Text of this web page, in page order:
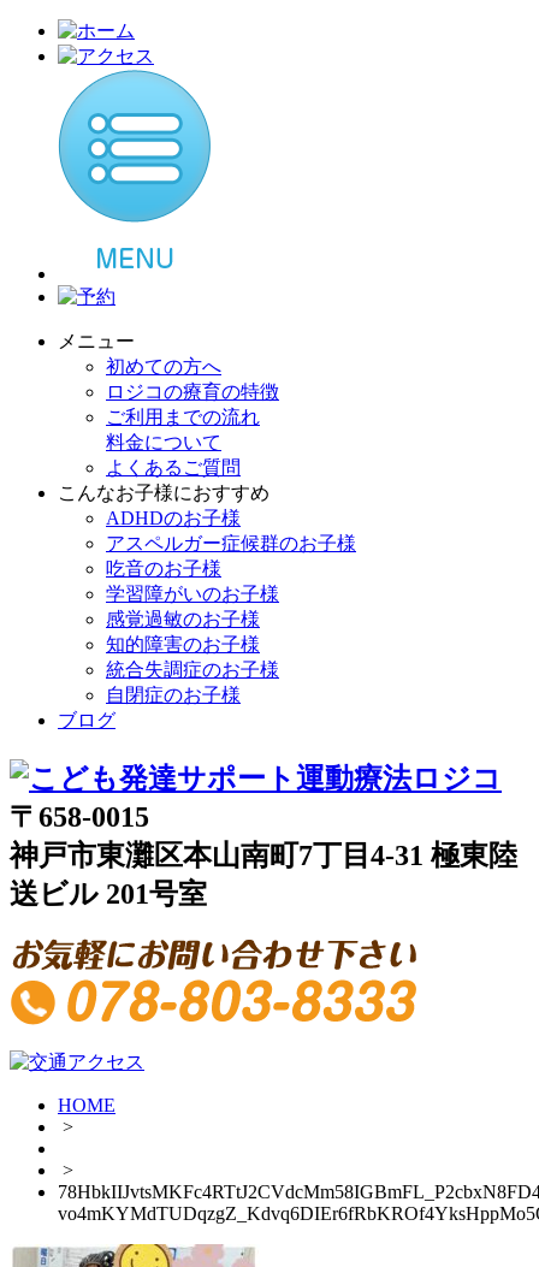
メニュー
初めての方へ
ロジコの療育の特徴
ご利用までの流れ
料金について
よくあるご質問
こんなお子様におすすめ
ADHDのお子様
アスペルガー症候群のお子様
吃音のお子様
学習障がいのお子様
感覚過敏のお子様
知的障害のお子様
統合失調症のお子様
自閉症のお子様
ブログ
〒658-0015
神戸市東灘区本山南町7丁目4-31 極東陸
送ビル 201号室
HOME
>
>